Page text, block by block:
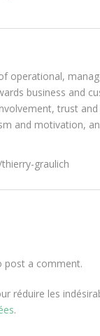
operational,
business and
trust
and motivation,
graulich
post a comment.
réduire les
.